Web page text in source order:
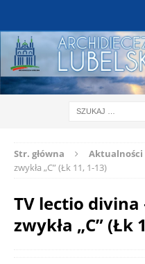
Str. główna Aktualności
zwykła „C” (Łk 11, 1-13)
TV lectio divina
zwykła „C” (Łk